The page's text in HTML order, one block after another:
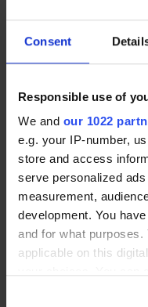
Consent
Responsible use of
We and our 1022
e.g. your IP-number,
store and access
serve personalized
measurement,
development. You
and for what
applicable on this